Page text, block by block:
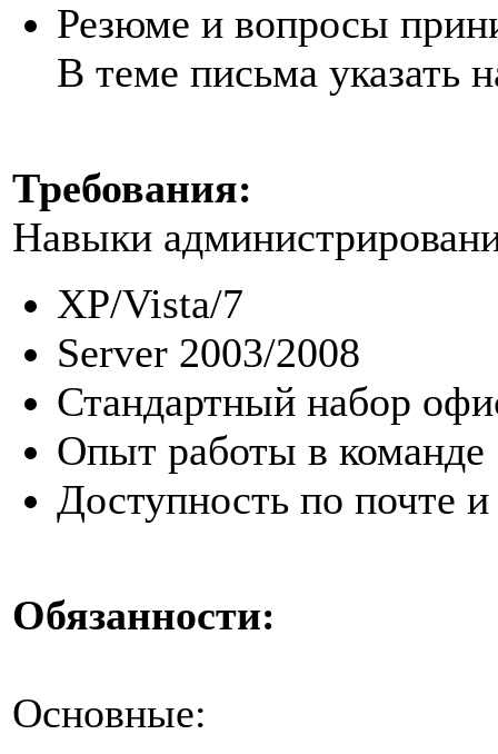
Резюме и вопросы
В теме письма указать
Требования:
Навыки
XP/Vista/7
Server 2003/2008
Стандартный набор
Опыт работы в команде
Доступность по почте
Обязанности:
Основные: